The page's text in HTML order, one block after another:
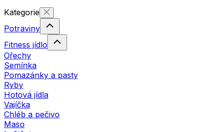
Kategorie
Potraviny
Fitness jídlo
Ořechy
Semínka
Pomazánky a pasty
Ryby
Hotová jídla
Vajíčka
Chléb a pečivo
Maso